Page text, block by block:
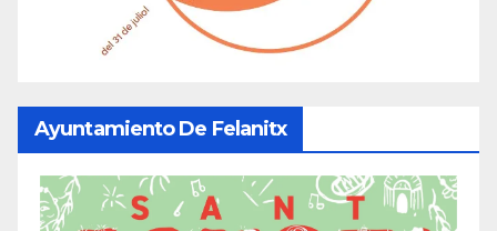
Ayuntamiento De Felanitx